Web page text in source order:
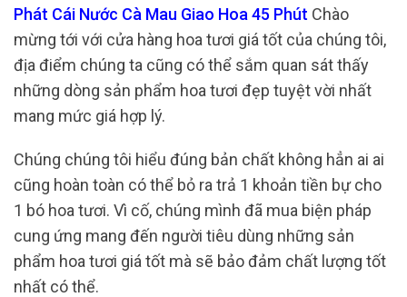
Phát Cái Nước Cà Mau Giao Hoa 45 Phút Chào
mừng tới với cửa hàng hoa tươi giá tốt của chúng tôi,
địa điểm chúng ta cũng có thể sắm quan sát thấy
những dòng sản phẩm hoa tươi đẹp tuyệt vời nhất
mang mức giá hợp lý.
Chúng chúng tôi hiểu đúng bản chất không hẳn ai ai
cũng hoàn toàn có thể bỏ ra trả 1 khoản tiền bự cho
1 bó hoa tươi. Vì cố, chúng mình đã mua biện pháp
cung ứng mang đến người tiêu dùng những sản
phẩm hoa tươi giá tốt mà sẽ bảo đảm chất lượng tốt
nhất có thể.